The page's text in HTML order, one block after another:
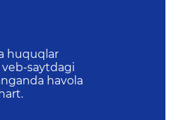
huquqlar
saytdagi
havola